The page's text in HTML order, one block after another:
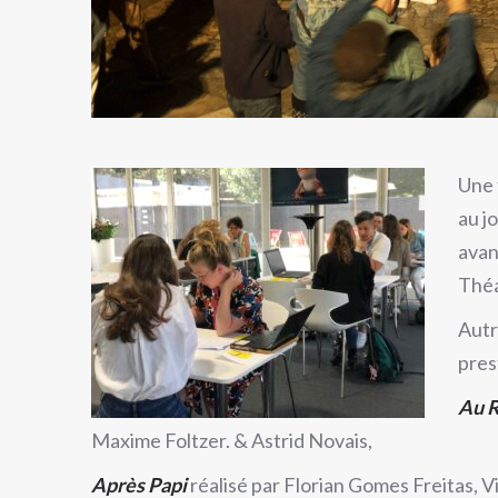
au
Au
Maxime Foltzer. & Astrid Novais,
Après Papiréalisé par Florian Gomes Freitas,